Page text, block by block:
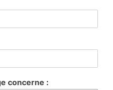
concerne :